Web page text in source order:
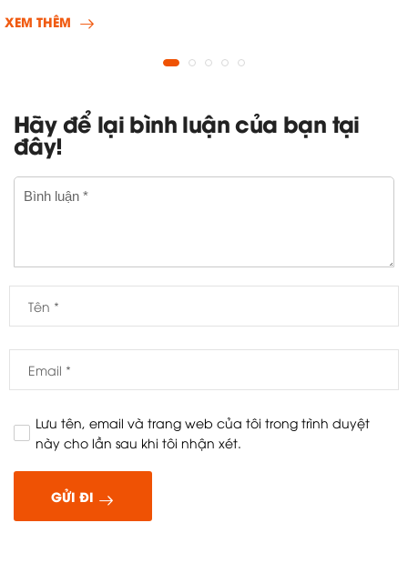
XEM THÊM
Hãy để lại bình luận của bạn tại
đây!
Lưu tên, email và trang web của tôi trong trình duyệt
này cho lần sau khi tôi nhận xét.
GỬI ĐI